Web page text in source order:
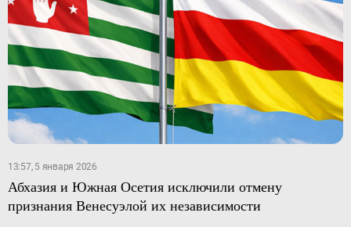
13:57, 5 января 2026
Абхазия и Южная Осетия исключили отмену
признания Венесуэлой их независимости